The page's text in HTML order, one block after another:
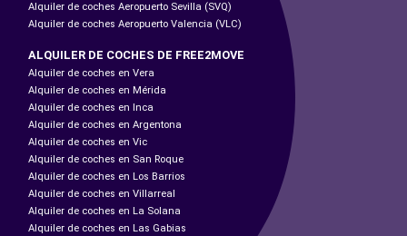
Alquiler de coches Aeropuerto Sevilla (SVQ)
Alquiler de coches Aeropuerto Valencia (VLC)
ALQUILER DE COCHES DE FREE2MOVE
Alquiler de coches en Vera
Alquiler de coches en Mérida
Alquiler de coches en Inca
Alquiler de coches en Argentona
Alquiler de coches en Vic
Alquiler de coches en San Roque
Alquiler de coches en Los Barrios
Alquiler de coches en Villarreal
Alquiler de coches en La Solana
Alquiler de coches en Las Gabias